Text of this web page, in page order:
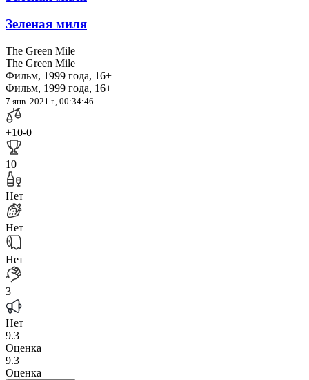
Зеленая миля
The Green Mile
The Green Mile
Фильм, 1999 года, 16+
Фильм, 1999 года, 16+
7 янв. 2021 г., 00:34:46
+10-0
10
Нет
Нет
Нет
3
Нет
9.3
Оценка
9.3
Оценка